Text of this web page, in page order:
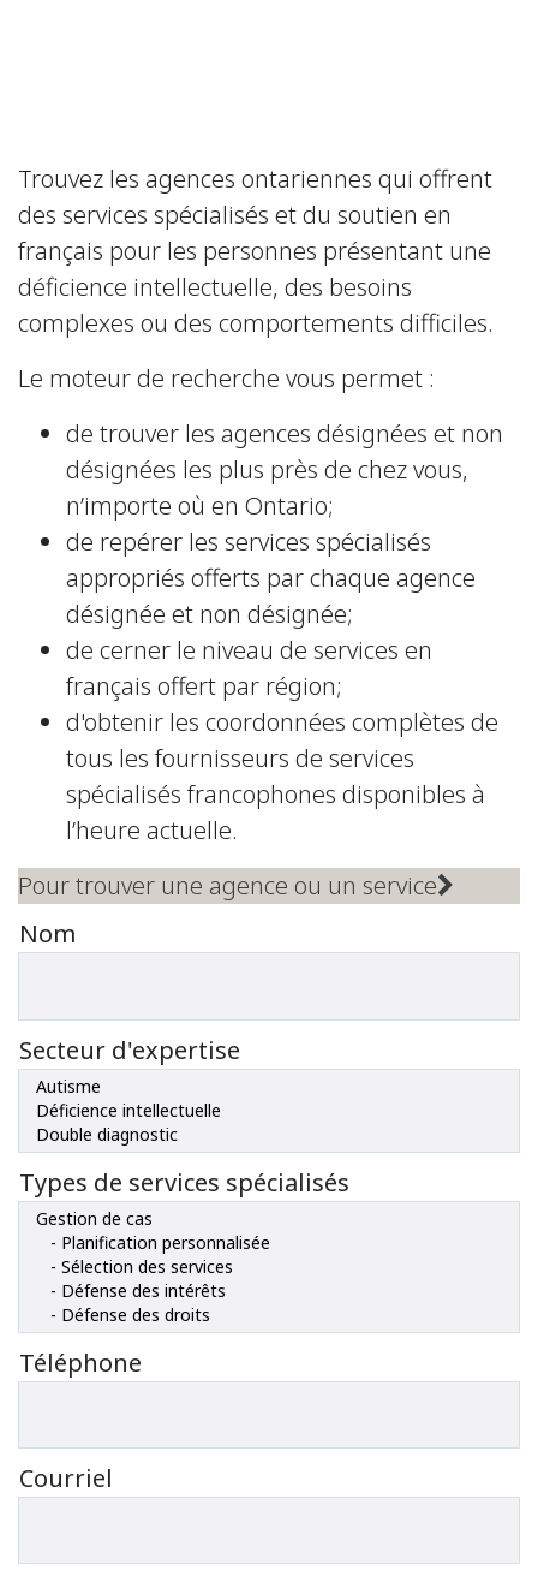
Trouvez les agences ontariennes qui offrent
des services spécialisés et du soutien en
français pour les personnes présentant une
déficience intellectuelle, des besoins
complexes ou des comportements difficiles.
Le moteur de recherche vous permet :
de trouver les agences désignées et non
désignées les plus près de chez vous,
n’importe où en Ontario;
de repérer les services spécialisés
appropriés offerts par chaque agence
désignée et non désignée;
de cerner le niveau de services en
français offert par région;
d'obtenir les coordonnées complètes de
tous les fournisseurs de services
spécialisés francophones disponibles à
l’heure actuelle.
Pour trouver une agence ou un service
Nom
Secteur d'expertise
Types de services spécialisés
Téléphone
Courriel